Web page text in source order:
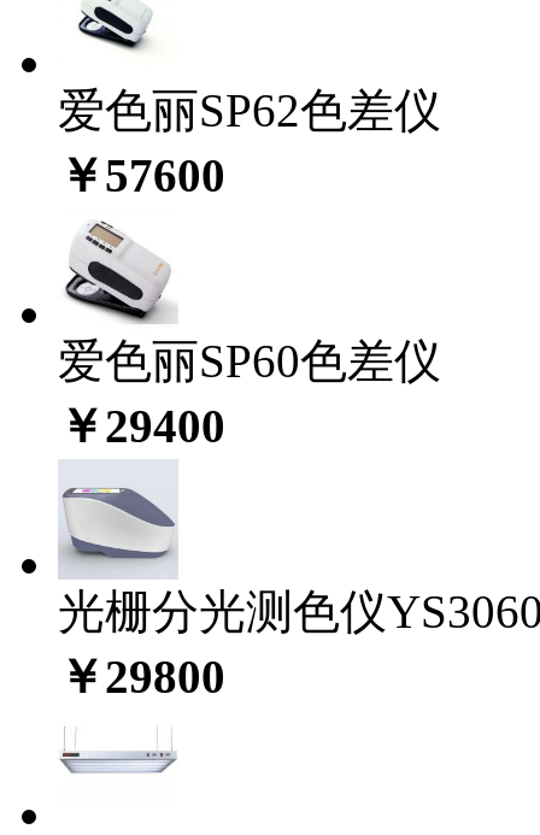
爱色丽SP62色差仪
￥57600
爱色丽SP60色差仪
￥29400
光栅分光测色仪
￥29800